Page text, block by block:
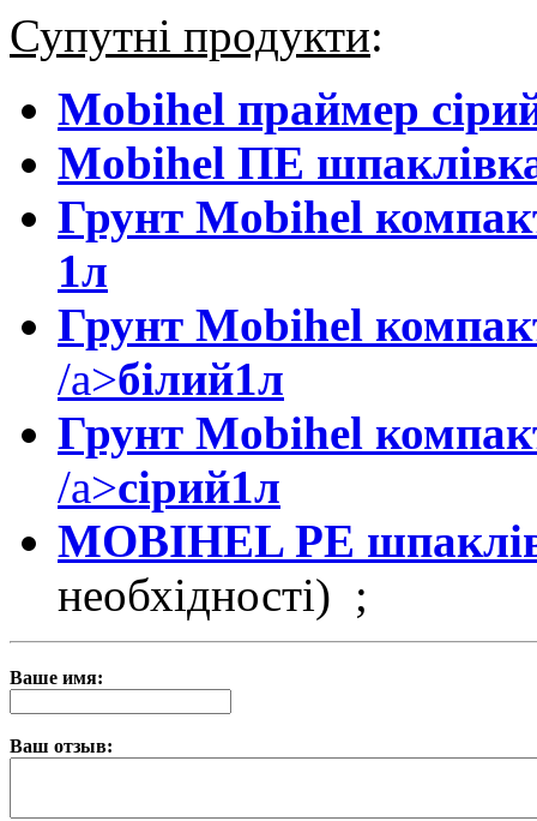
Супутні продукти:
Mobihel праймер
Mobihel ПЕ
Грунт Mobihel
1л
Грунт Mobihel
/a>білий1л
Грунт Mobihel
/a>сірий1л
MOBIHEL PE
необхідності) ;
Ваше имя:
Ваш отзыв: